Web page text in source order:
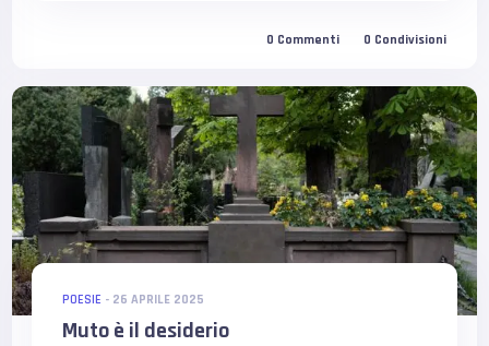
0 Commenti 0 Condivisioni
POESIE - 26 APRILE 2025
Muto è il desiderio